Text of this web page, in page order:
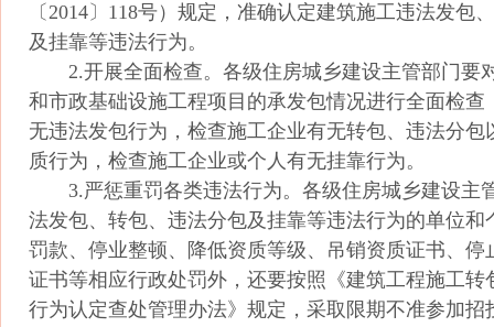
〔2014〕118号）规定，准确认定建筑施工违法发包
及挂靠等违法行为。
2.开展全面检查。各级住房城乡建设主管部门要
和市政基础设施工程项目的承发包情况进行全面检查
无违法发包行为，检查施工企业有无转包、违法分包
质行为，检查施工企业或个人有无挂靠行为。
3.严惩重罚各类违法行为。各级住房城乡建设主
法发包、转包、违法分包及挂靠等违法行为的单位和
罚款、停业整顿、降低资质等级、吊销资质证书、停
证书等相应行政处罚外，还要按照《建筑工程施工转
行为认定查处管理办法》规定，采取限期不准参加招